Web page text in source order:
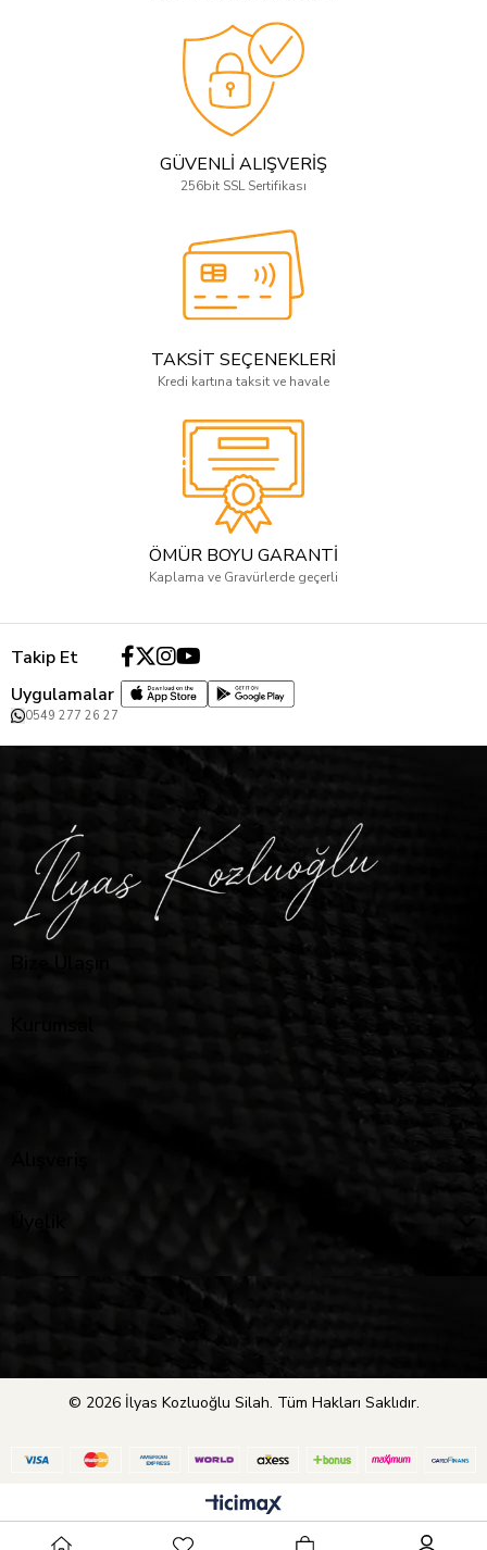
GÜVENLİ ALIŞVERİŞ
256bit SSL Sertifikası
TAKSİT SEÇENEKLERİ
Kredi kartına taksit ve havale
ÖMÜR BOYU GARANTİ
Kaplama ve Gravürlerde geçerli
Takip Et
Uygulamalar
0549 277 26 27
© 2026 İlyas Kozluoğlu Silah. Tüm Hakları Saklıdır.